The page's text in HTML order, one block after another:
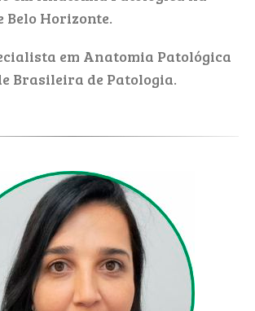
Belo Horizonte.
em Anatomia Patológica
Brasileira de Patologia.